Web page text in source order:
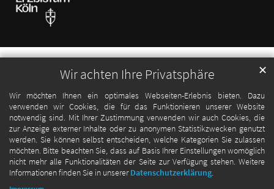
Wir achten Ihre Privatsphäre
Wir möchten Ihnen ein optimales Webseiten-Erlebnis bieten. Dazu
verwenden wir Cookies, die für das Funktionieren unserer Website
notwendig sind. Mit Ihrer Zustimmung verwenden wir auch Cookies, die
zur Anzeige externer Inhalte oder zu anonymen Statistikzwecken genutzt
werden. Sie können selbst entscheiden, welche Kategorien Sie zulassen
möchten. Bitte beachten Sie, dass auf Basis Ihrer Einstellungen womöglich
nicht mehr alle Funktionalitäten der Seite zur Verfügung stehen. Weitere
Informationen finden Sie in unsererDatenschutzerklärung.
✕